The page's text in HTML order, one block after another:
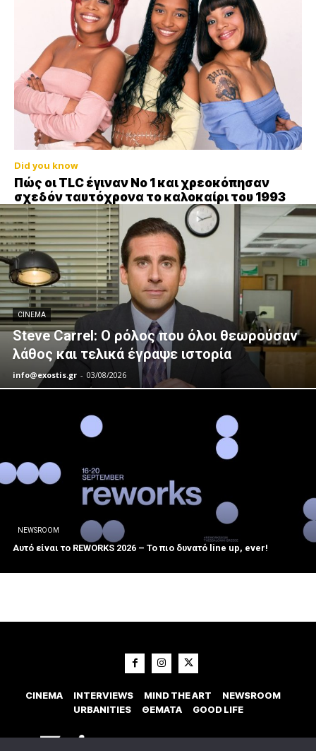
Did you know
Πώς οι TLC έγιναν Νο 1 και χρεοκόπησαν
σχεδόν ταυτόχρονα το καλοκαίρι του 1993
CINEMA
Steve Carrel: Ο ρόλος που όλοι θεωρούσαν
λάθος και τελικά έγραψε ιστορία
info@exostis.gr - 03/08/2026
NEWSROOM
Αυτό είναι το REWORKS 2026 – Το πιο δυνατό line up, ever!
CINEMA INTERVIEWS MIND THE ART
NEWSROOM
URBANITIES
ΘΕΜΑΤΑ GOOD LIFE